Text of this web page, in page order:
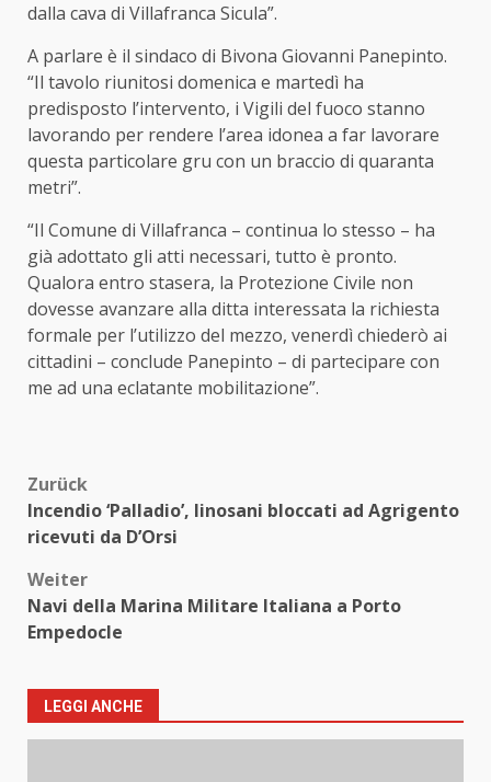
dalla cava di Villafranca Sicula”.
A parlare è il sindaco di Bivona Giovanni Panepinto.
“Il tavolo riunitosi domenica e martedì ha
predisposto l’intervento, i Vigili del fuoco stanno
lavorando per rendere l’area idonea a far lavorare
questa particolare gru con un braccio di quaranta
metri”.
“Il Comune di Villafranca – continua lo stesso – ha
già adottato gli atti necessari, tutto è pronto.
Qualora entro stasera, la Protezione Civile non
dovesse avanzare alla ditta interessata la richiesta
formale per l’utilizzo del mezzo, venerdì chiederò ai
cittadini – conclude Panepinto – di partecipare con
me ad una eclatante mobilitazione”.
Beitragsnavigation
Zurück
Incendio ‘Palladio’, linosani bloccati ad Agrigento
ricevuti da D’Orsi
Weiter
Navi della Marina Militare Italiana a Porto
Empedocle
LEGGI ANCHE